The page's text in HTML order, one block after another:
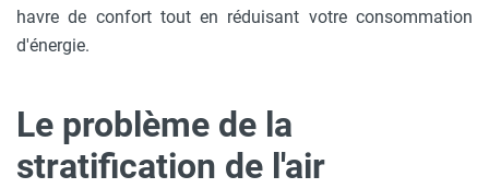
havre de confort tout en réduisant votre consommation
d'énergie.
Le problème de la
stratification de l'air